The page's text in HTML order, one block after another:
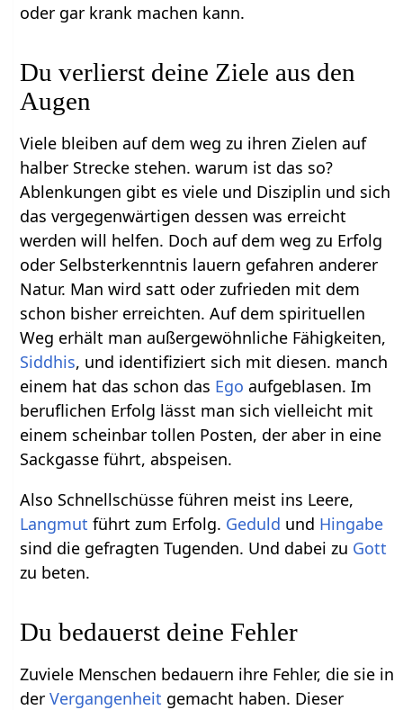
oder gar krank machen kann.
Du verlierst deine Ziele aus den
Augen
Viele bleiben auf dem weg zu ihren Zielen auf
halber Strecke stehen. warum ist das so?
Ablenkungen gibt es viele und Disziplin und sich
das vergegenwärtigen dessen was erreicht
werden will helfen. Doch auf dem weg zu Erfolg
oder Selbsterkenntnis lauern gefahren anderer
Natur. Man wird satt oder zufrieden mit dem
schon bisher erreichten. Auf dem spirituellen
Weg erhält man außergewöhnliche Fähigkeiten,
Siddhis, und identifiziert sich mit diesen. manch
einem hat das schon das Ego aufgeblasen. Im
beruflichen Erfolg lässt man sich vielleicht mit
einem scheinbar tollen Posten, der aber in eine
Sackgasse führt, abspeisen.
Also Schnellschüsse führen meist ins Leere,
Langmut führt zum Erfolg. Geduld und Hingabe
sind die gefragten Tugenden. Und dabei zu Gott
zu beten.
Du bedauerst deine Fehler
Zuviele Menschen bedauern ihre Fehler, die sie in
derVergangenheit gemacht haben. Dieser